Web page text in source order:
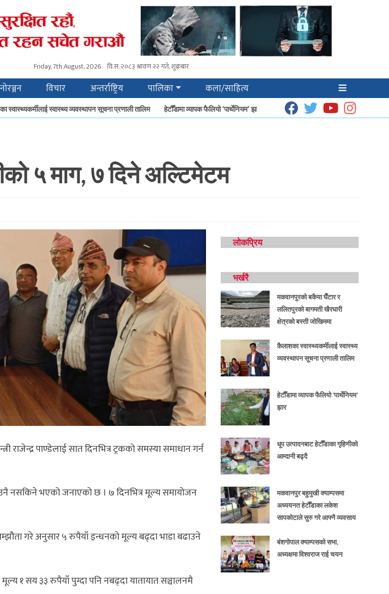
Friday, 7th August, 2026 वि.स.२०८३ श्रावण २२ गते, शुक्रबार
विचार अन्तर्राष्ट्रिय पालिका कला/साहित्य
स्वास्थ्य व्यवस्थापन सूचना प्रणाली तालिम हेटौँडामा व्यापक फैलियो ‘पार्थेनियम’ झार धूप उत्पादनबाट हेटौँडाका गृहिणीको आम्दानी बढ्दै
५ माग, ७ दिने अल्टिमेटम
राजेन्द्र पाण्डेलाई सात दिनभित्र ट्रकको समस्या समाधान गर्न
नसकिने भएको जनाएको छ । ७ दिनभित्र मूल्य समायोजन
गरे अनुसार ५ रुपैयाँ इन्धनको मूल्य बढ्दा भाडा बढाउने
१ सय ३३ रुपैयाँ पुग्दा पनि नबढ्दा यातायात सञ्चालनमै
लोकप्रिय
भर्खरै
मकवानपुरको बकैया घैँटार र
ललितपुरको बागमती खैरघारी
क्षेत्रको बस्ती जोखिममा
कैलाशका स्वास्थ्यकर्मीलाई स्वास्थ्य
व्यवस्थापन सूचना प्रणाली तालिम
हेटौँडामा व्यापक फैलियो ‘पार्थेनियम’
झार
धूप उत्पादनबाट हेटौँडाका गृहिणीको
आम्दानी बढ्दै
मकवानपुर बहुमुखी क्याम्पसमा
अध्ययनत हेटौँडाका लकेश
सापकोटाले सुरु गरे आफ्नै व्यवसाय
बंशगोपाल क्याम्पसको सभा,
अध्यक्षमा विश्वराज राई चयन